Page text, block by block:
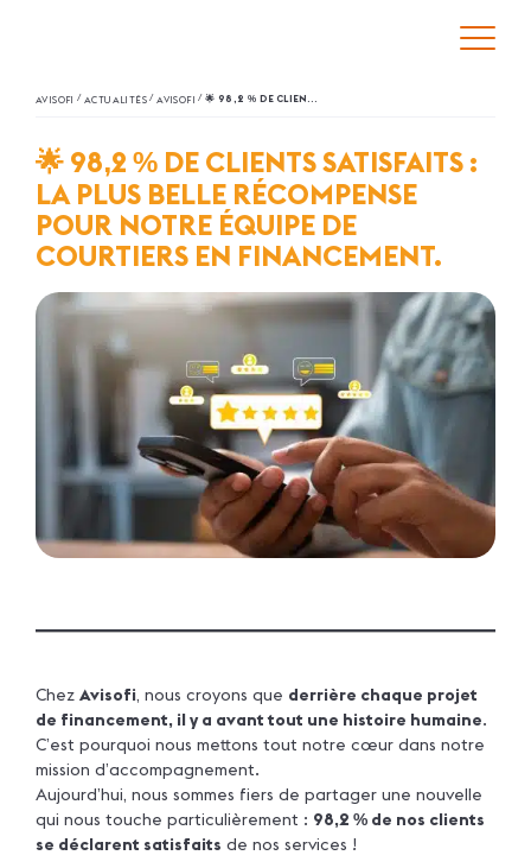
AVISOFI / ACTUALITÉS / AVISOFI /🌟 98,2% DE CLIENTS SATISFAITS : LA PLUS BELLE RÉCOMPENSE POUR NOTRE ÉQUIPE DE COURTIERS EN FINANCEMENT.
🌟 98,2 % DE CLIENTS SATISFAITS :
LA PLUS BELLE RÉCOMPENSE
POUR NOTRE ÉQUIPE DE
COURTIERS EN FINANCEMENT.
Chez Avisofi, nous croyons que derrière chaque projet
de financement, il y a avant tout une histoire humaine.
C’est pourquoi nous mettons tout notre cœur dans notre
mission d’accompagnement.
Aujourd’hui, nous sommes fiers de partager une nouvelle
qui nous touche particulièrement : 98,2 % de nos clients
se déclarent satisfaits de nos services !